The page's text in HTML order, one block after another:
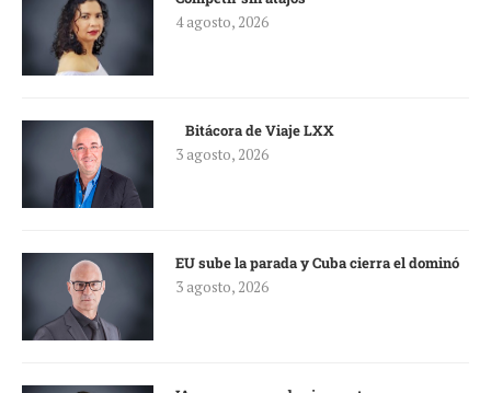
4 agosto, 2026
Bitácora de Viaje LXX
3 agosto, 2026
EU sube la parada y Cuba cierra el dominó
3 agosto, 2026